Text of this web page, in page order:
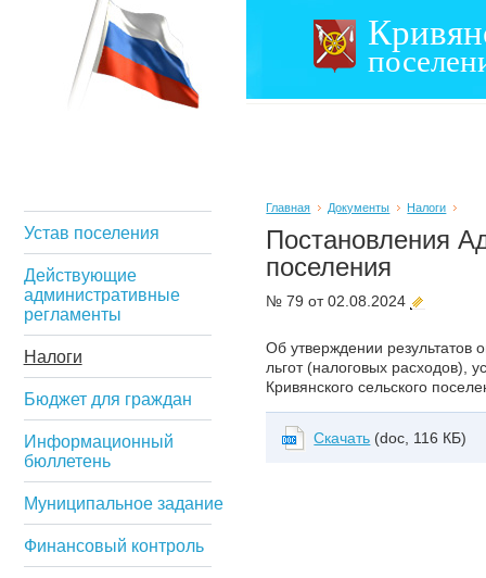
Устав поселения
Действующие
административные
регламенты
Налоги
Бюджет для граждан
Информационный
бюллетень
Муниципальное задание
Финансовый контроль
Главная Документы Налоги
Постановления
поселения
№ 79 от 02.08.2024
Об утверждении результатов
льгот (налоговых расходов),
Кривянского сельского
Скачать (doc, 116 КБ)